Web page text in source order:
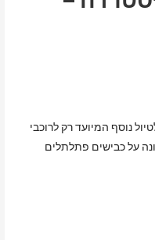
נוסף המיועד רק לרוכבי
על כבישים פתלתלים